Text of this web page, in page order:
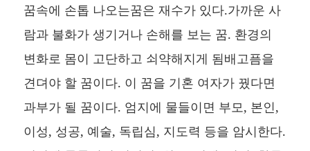
꿈속에 손톱 나오는꿈은 재수가 있다.가까운 사
람과 불화가 생기거나 손해를 보는 꿈. 환경의
변화로 몸이 고단하고 쇠약해지게 됨배고픔을
견뎌야 할 꿈이다. 이 꿈을 기혼 여자가 꿨다면
과부가 될 꿈이다. 엄지에 물들이면 부모, 본인,
이성, 성공, 예술, 독립심, 지도력 등을 암시한다.